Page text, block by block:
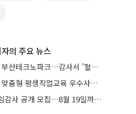
의 주요 뉴스
인사도, 회계도 무너진 부산테크노파크…감사서 '혈세 유용·인사 뒤집기' 적발
경남정보대, 부산 지역 맞춤형 평생직업교육 우수사례로 혁신 주도
한국해양진흥공사, 상임감사 공개 모집…8월 19일까지 접수